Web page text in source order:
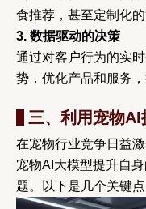
食推荐，甚至定制化
3. 数据驱动的决策
通过对客户行为的实
势，优化产品和服务，
三、利用宠物AI
在宠物行业竞争日益
宠物AI大模型提升自
题。以下是几个关键点